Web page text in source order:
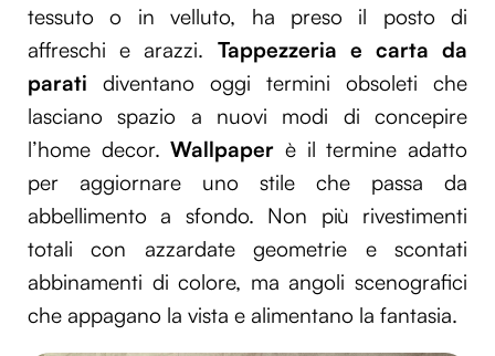
tessuto o in velluto, ha preso il posto di
affreschi e arazzi. Tappezzeria e carta da
parati diventano oggi termini obsoleti che
lasciano spazio a nuovi modi di concepire
l’home decor.Wallpaper è il termine adatto
per aggiornare uno stile che passa da
abbellimento a sfondo. Non più rivestimenti
totali con azzardate geometrie e scontati
abbinamenti di colore, ma angoli scenografici
che appagano la vista e alimentano la fantasia.